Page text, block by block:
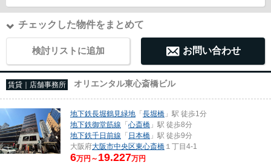
チェックした物件をまとめて
検討リストに追加 お問い合わせ
賃貸｜店舗事務所 オリエンタル東心斎橋ビル
地下鉄長堀鶴見緑地 「長堀橋 」駅 徒歩1分
地下鉄御堂筋線 「心斎橋 」駅 徒歩8分
地下鉄千日前線 「 日本橋 」駅 徒歩9分
大阪府大阪市中央区東心斎橋 １丁目4-1
6万円～ 19.227万円